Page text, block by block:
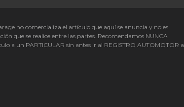
no comercializa el artículo que aquí se anuncia y no es
que se realice entre las partes. Recomendamos NUNCA
a un PARTICULAR sin antes ir al REGISTRO AUTOMOTOR a